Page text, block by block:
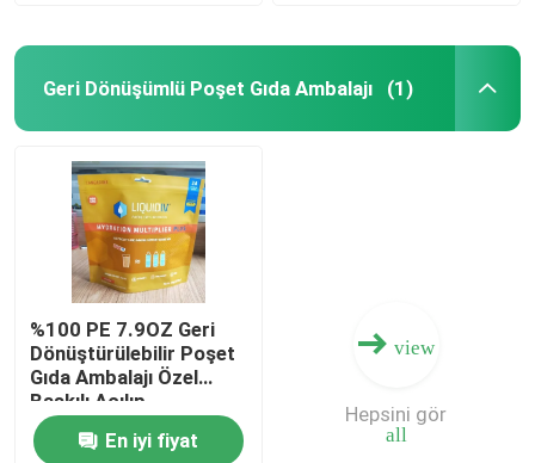
Geri Dönüşümlü Poşet Gıda Ambalajı (1)
%100 PE 7.9OZ Geri
Dönüştürülebilir Poşet
Gıda Ambalajı Özel
Baskılı Açılıp
Kapanabilir Gıda
TorbalarıEn iyi fiyat
view
all
Hepsini gör